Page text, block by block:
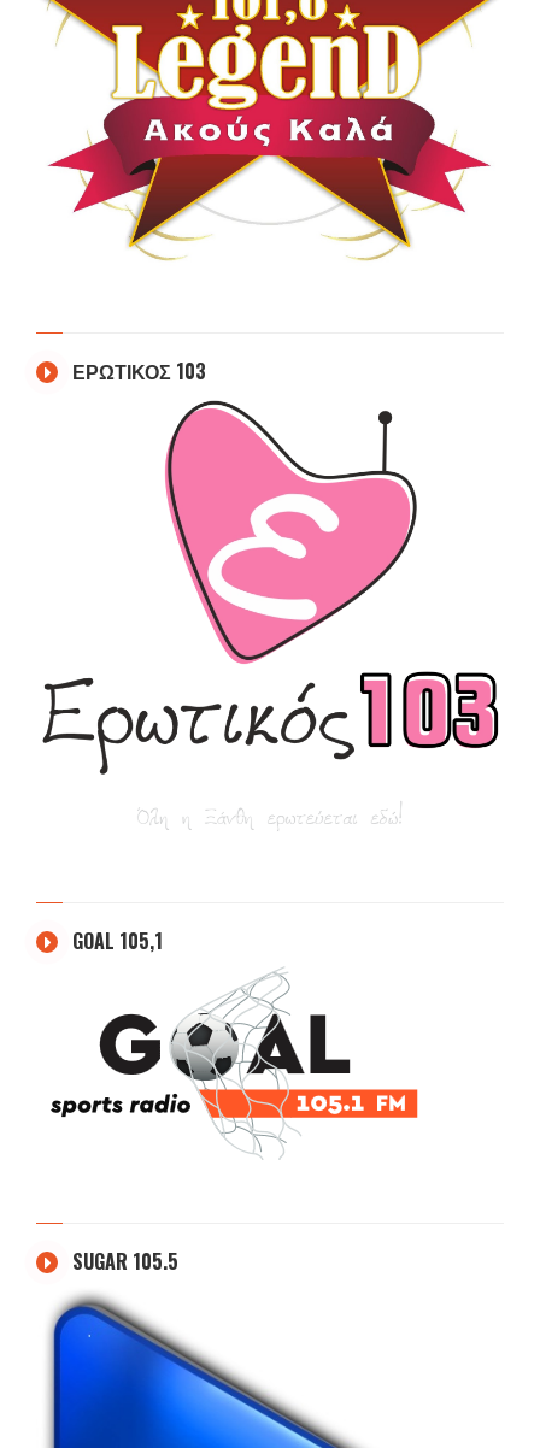
ΕΡΩΤΙΚΟΣ 103
GOAL 105,1
SUGAR 105.5